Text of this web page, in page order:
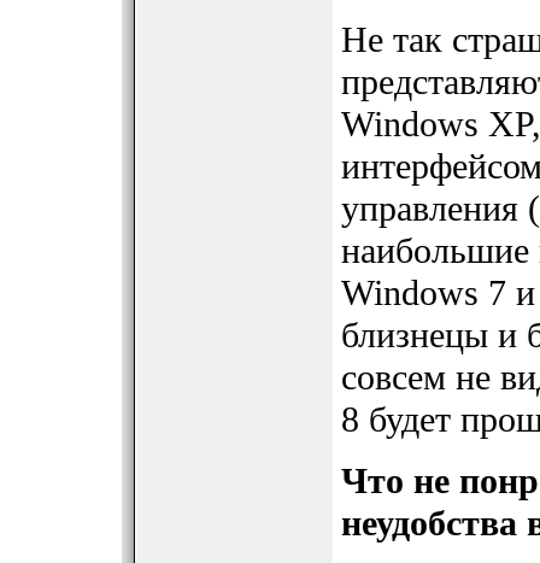
Не так
Windows
управления
наибольшие
Windows 7
близнецы и
совсем не
8 будет
Что не
неудобства